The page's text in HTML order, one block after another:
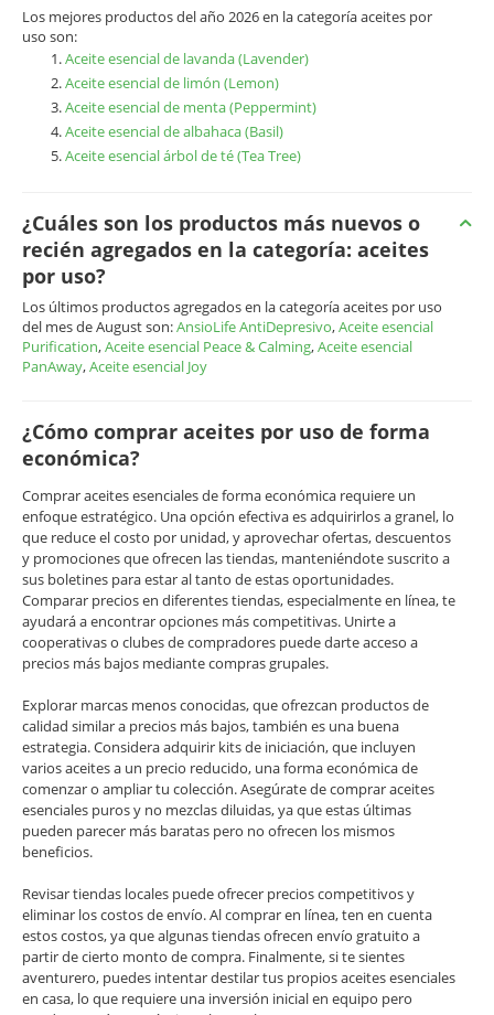
Los mejores productos del año 2026 en la categoría aceites por
uso son:
Aceite esencial de lavanda (Lavender)
Aceite esencial de limón (Lemon)
Aceite esencial de menta (Peppermint)
Aceite esencial de albahaca (Basil)
Aceite esencial árbol de té (Tea Tree)
¿Cuáles son los productos más nuevos o
recién agregados en la categoría: aceites
por uso?
Los últimos productos agregados en la categoría aceites por uso
del mes de August son:AnsioLife AntiDepresivo,Aceite esencial
Purification,Aceite esencial Peace & Calming,Aceite esencial
PanAway,Aceite esencial Joy
¿Cómo comprar aceites por uso de forma
económica?
Comprar aceites esenciales de forma económica requiere un
enfoque estratégico. Una opción efectiva es adquirirlos a granel, lo
que reduce el costo por unidad, y aprovechar ofertas, descuentos
y promociones que ofrecen las tiendas, manteniéndote suscrito a
sus boletines para estar al tanto de estas oportunidades.
Comparar precios en diferentes tiendas, especialmente en línea, te
ayudará a encontrar opciones más competitivas. Unirte a
cooperativas o clubes de compradores puede darte acceso a
precios más bajos mediante compras grupales.
Explorar marcas menos conocidas, que ofrezcan productos de
calidad similar a precios más bajos, también es una buena
estrategia. Considera adquirir kits de iniciación, que incluyen
varios aceites a un precio reducido, una forma económica de
comenzar o ampliar tu colección. Asegúrate de comprar aceites
esenciales puros y no mezclas diluidas, ya que estas últimas
pueden parecer más baratas pero no ofrecen los mismos
beneficios.
Revisar tiendas locales puede ofrecer precios competitivos y
eliminar los costos de envío. Al comprar en línea, ten en cuenta
estos costos, ya que algunas tiendas ofrecen envío gratuito a
partir de cierto monto de compra. Finalmente, si te sientes
aventurero, puedes intentar destilar tus propios aceites esenciales
en casa, lo que requiere una inversión inicial en equipo pero